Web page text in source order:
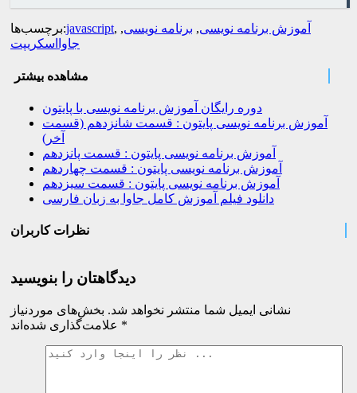
برچسب‌ها:javascript, آموزش برنامه نویسی, برنامه نویسی,
جاوااسکریپت
مشاهده بیشتر
دوره رایگان آموزش برنامه نویسی با پایتون
آموزش برنامه نویسی پایتون : قسمت شانزدهم (قسمت
آخر)
آموزش برنامه نویسی پایتون : قسمت پانزدهم
آموزش برنامه نویسی پایتون : قسمت چهاردهم
آموزش برنامه نویسی پایتون : قسمت سیزدهم
دانلود فیلم آموزش کامل جاوا به زبان فارسی
نظرات کاربران
دیدگاهتان را بنویسید
نشانی ایمیل شما منتشر نخواهد شد. بخش‌های موردنیاز
*